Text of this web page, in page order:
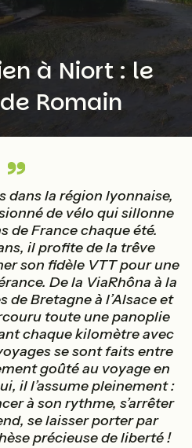
à Niort : le
Romain
dans la région lyonnaise,
de vélo qui sillonne
de France chaque été.
il profite de la trêve
son fidèle VTT pour une
De la ViaRhôna à la
de Bretagne à l’Alsace et
toute une panoplie
chaque kilomètre avec
se sont faits entre
goûté au voyage en
il l’assume pleinement :
à son rythme, s’arrêter
se laisser porter par
précieuse de liberté !